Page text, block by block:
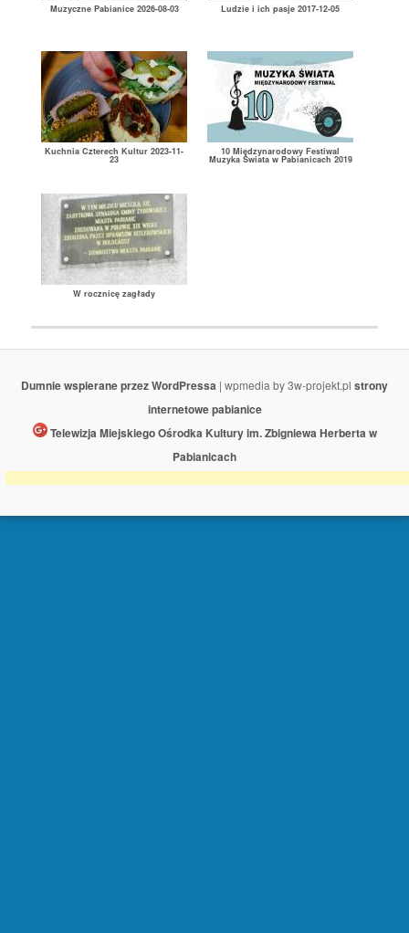
Muzyczne Pabianice 2026-08-03 Ludzie i ich pasje 2017-12-05
Kuchnia Czterech Kultur 2023-11-
23
10 Międzynarodowy Festiwal
Muzyka Świata w Pabianicach 2019
W rocznicę zagłady
Dumnie wspierane przez WordPressa | wpmedia by 3w-projekt.pl strony
internetowe pabianice
Telewizja Miejskiego Ośrodka Kultury im. Zbigniewa Herberta w
Pabianicach